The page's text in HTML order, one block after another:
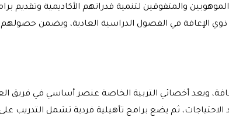
والمتفوقين لتنمية قدراتهم الأكاديمية وتقديم
الإعاقة في الفصول الدراسية العادية، ويضمن حصولهم
ويعد أخصائي التربية الخاصة عنصر أساسي في فريق
ثم يضع برامج تأهيلية فردية تشمل التدريب على